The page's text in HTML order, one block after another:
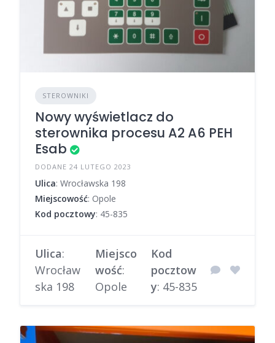
STEROWNIKI
Nowy wyświetlacz do
sterownika procesu A2 A6 PEH
Esab
DODANE 24 LUTEGO 2023
Ulica: Wrocławska 198
Miejscowość: Opole
Kod pocztowy: 45-835
Ulica:
Wrocław
ska 198
Miejsco
wość:
Opole
Kod
pocztow
y: 45-835